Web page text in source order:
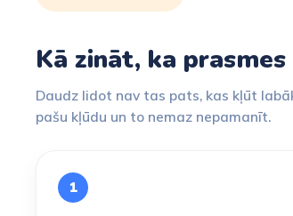
Kā zināt, ka
Daudz lidot nav tas pats, kas kļūt
pašu kļūdu un to nemaz nepamanīt.
1